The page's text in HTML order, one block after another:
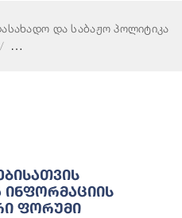
და საბაჟო პოლიტიკა
Ინფორმაციის
Ფორუმი